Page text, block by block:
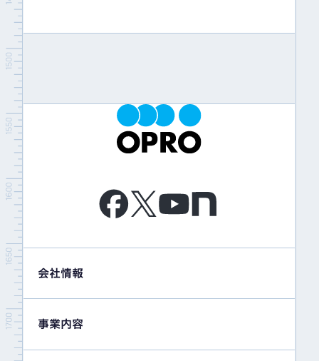
会社情報
事業内容